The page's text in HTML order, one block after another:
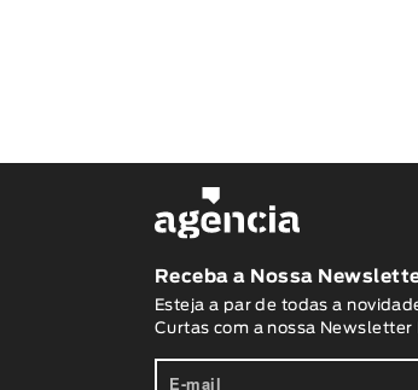
Receba a Nossa
Esteja a par de todas a
Curtas com a nossa Newsletter